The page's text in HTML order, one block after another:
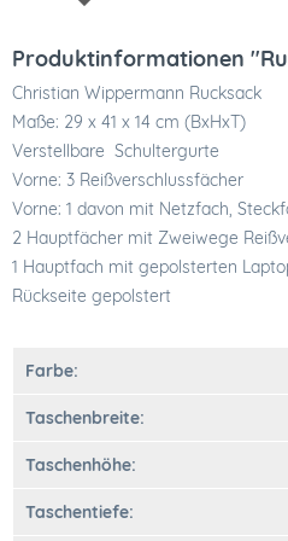
Produktinformationen
Christian Wippermann Rucksack
Maße: 29 x 41 x 14 cm (BxHxT)
Verstellbare Schultergurte
Vorne: 3 Reißverschlussfächer
Vorne: 1 davon mit Netzfach,
2 Hauptfächer mit Zweiwege
1 Hauptfach mit gepolsterten
Rückseite gepolstert
Farbe:
Taschenbreite:
Taschenhöhe:
Taschentiefe: